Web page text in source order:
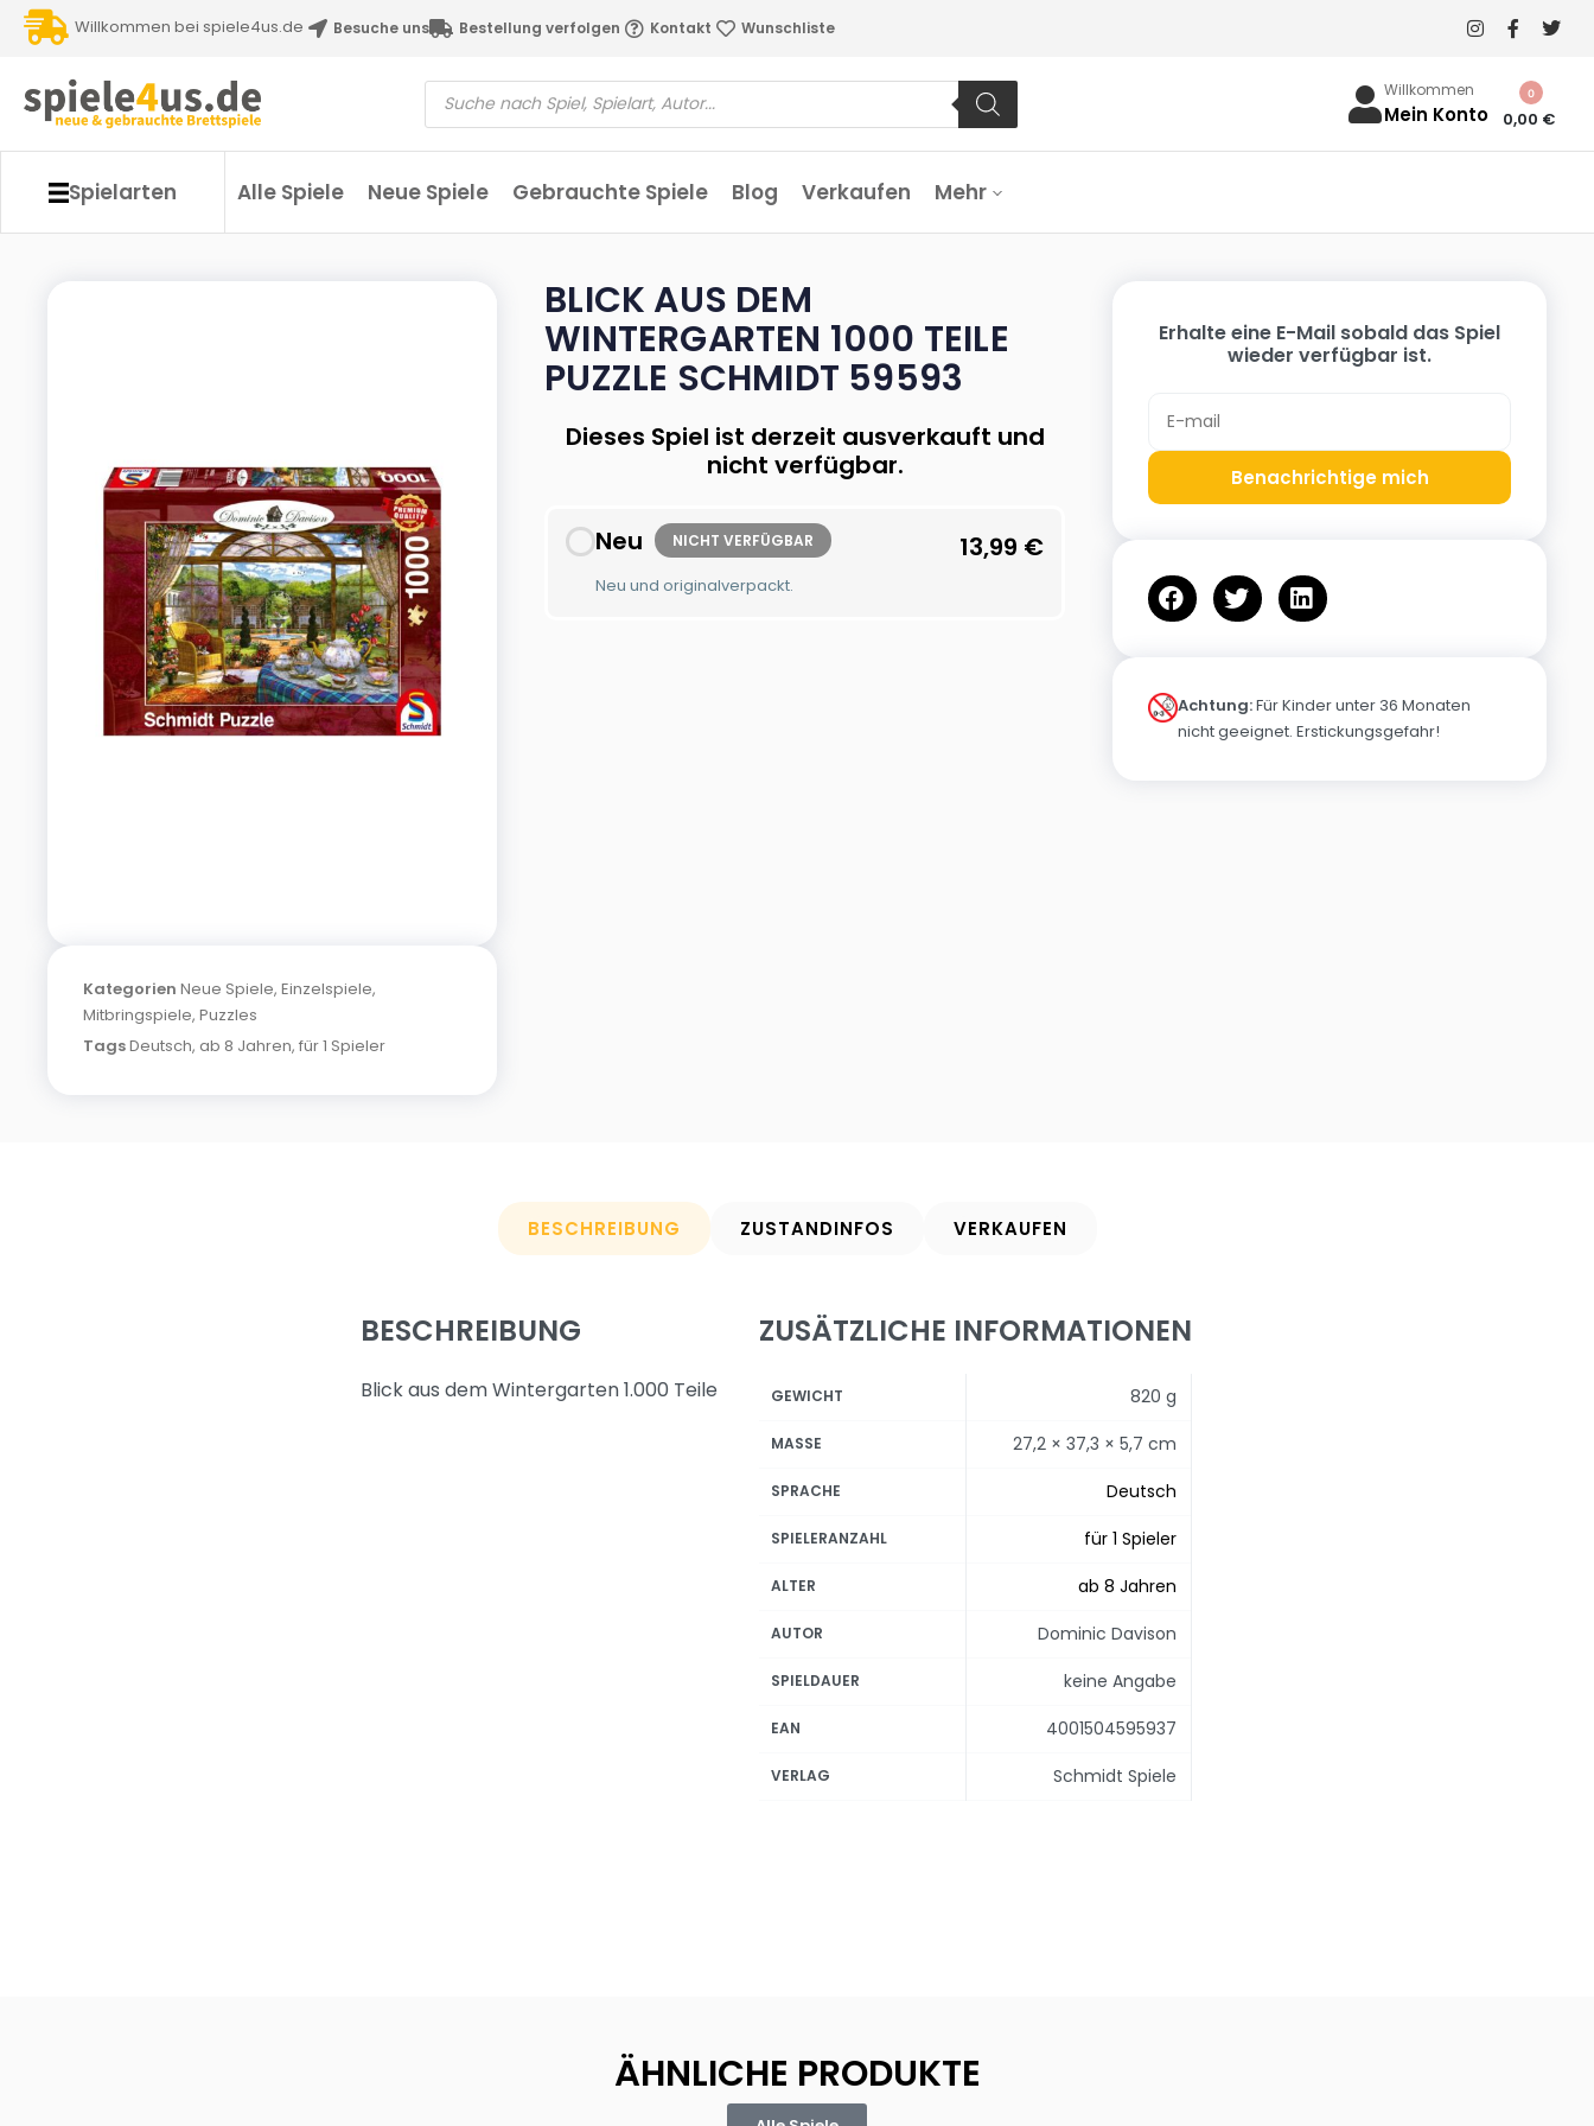
Willkommen bei spiele4us.de Besuche uns Bestellung verfolgen Kontakt Wunschliste
Willkommen
Mein Konto 0,00 €
0
Spielarten Alle Spiele Neue Spiele Gebrauchte Spiele Blog Verkaufen Mehr
Kategorien Neue Spiele, Einzelspiele,
Mitbringspiele, Puzzles
TagsDeutsch, ab 8 Jahren, für 1 Spieler
BLICK AUS DEM
WINTERGARTEN 1000 TEILE
PUZZLE SCHMIDT 59593
Dieses Spiel ist derzeit ausverkauft und
nicht verfügbar.
Neu NICHT VERFÜGBAR
Neu und originalverpackt.
13,99 €
Erhalte eine E-Mail sobald das Spiel
wieder verfügbar ist.
Benachrichtige mich
Achtung:Für Kinder unter 36 Monaten
nicht geeignet. Erstickungsgefahr!
BESCHREIBUNG ZUSTANDINFOS VERKAUFEN
BESCHREIBUNG
Blick aus dem Wintergarten 1.000 Teile
ZUSÄTZLICHE INFORMATIONEN
GEWICHT 820 g
MASSE 27,2 × 37,3 × 5,7 cm
SPRACHE Deutsch
SPIELERANZAHL für 1 Spieler
ALTER ab 8 Jahren
AUTOR Dominic Davison
SPIELDAUER keine Angabe
EAN 4001504595937
VERLAG Schmidt Spiele
ÄHNLICHE PRODUKTE